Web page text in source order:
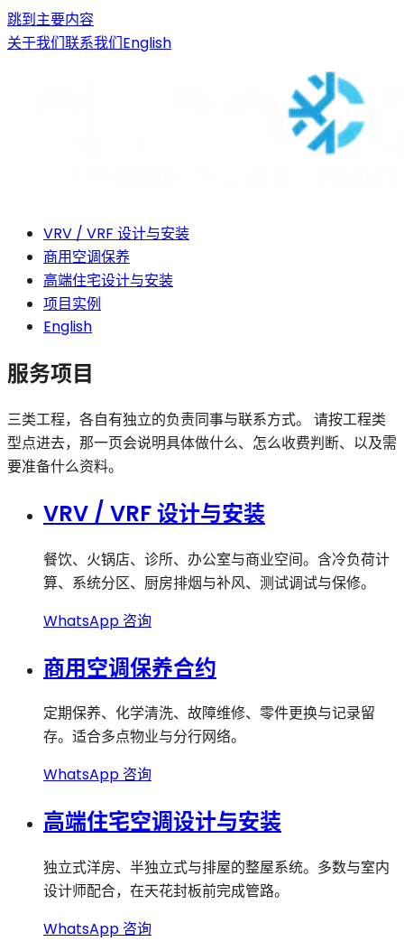
跳到主要内容
关于我们联系我们English
VRV / VRF 设计与安装
商用空调保养
高端住宅设计与安装
项目实例
English
服务项目
三类工程，各自有独立的负责同事与联系方式。 请按工程类
型点进去，那一页会说明具体做什么、怎么收费判断、以及需
要准备什么资料。
VRV / VRF 设计与安装
餐饮、火锅店、诊所、办公室与商业空间。含冷负荷计
算、系统分区、厨房排烟与补风、测试调试与保修。
WhatsApp 咨询
商用空调保养合约
定期保养、化学清洗、故障维修、零件更换与记录留
存。适合多点物业与分行网络。
WhatsApp 咨询
高端住宅空调设计与安装
独立式洋房、半独立式与排屋的整屋系统。多数与室内
设计师配合，在天花封板前完成管路。
WhatsApp 咨询